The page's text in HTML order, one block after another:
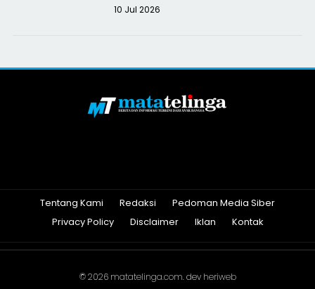
10 Jul 2026
Tentang Kami Redaksi
Pedoman Media Siber
Privacy Policy
Disclaimer Iklan Kontak
© 2026 matatelinga.com. dev heriweb